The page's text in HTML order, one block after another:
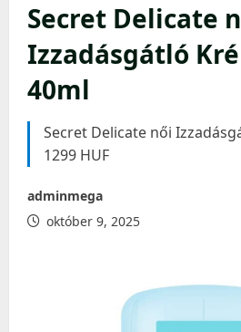
Secret Delicate
Izzadásgátló
40ml
Secret Delicate női
1299 HUF
adminmega
október 9, 2025